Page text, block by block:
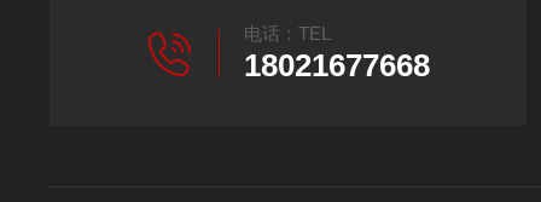
电话：TEL
18021677668